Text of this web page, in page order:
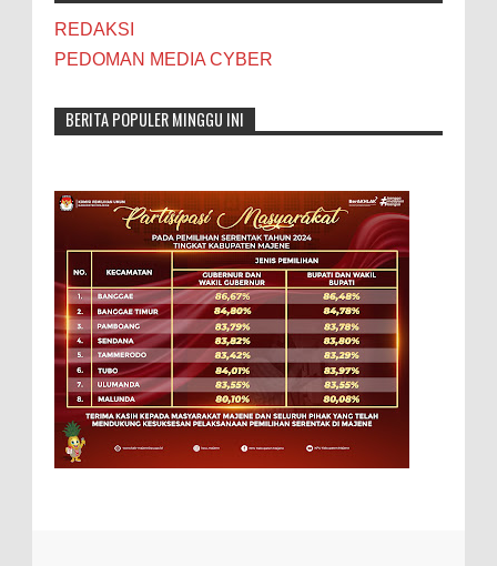
REDAKSI
PEDOMAN MEDIA CYBER
BERITA POPULER MINGGU INI